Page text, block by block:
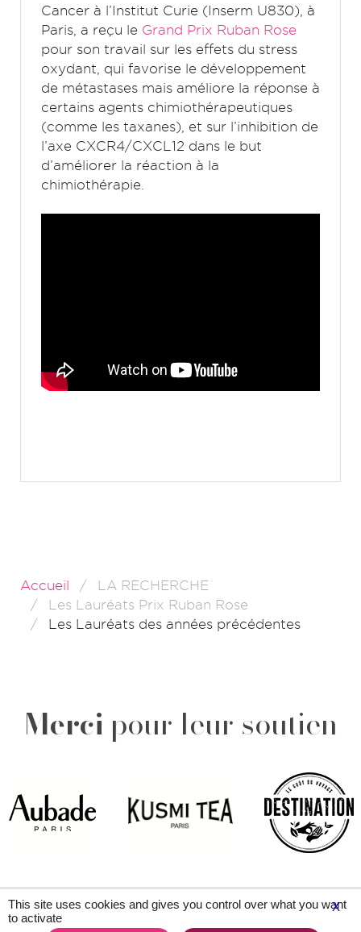
Cancer à l’Institut Curie (Inserm U830), à
Paris, a reçu le Grand Prix Ruban Rose
pour son travail sur les effets du stress
oxydant, qui favorise le développement
de métastases mais améliore la réponse à
certains agents chimiothérapeutiques
(comme les taxanes), et sur l’inhibition de
l’axe CXCR4/CXCL12 dans le but
d’améliorer la réaction à la
chimiothérapie.
Accueil
LA RECHERCHE
Les Lauréats Prix Ruban Rose
Les Lauréats des années précédentes
Merci pour leur soutien
Plan du site Contacts Légal & crédits
X
This site uses cookies and gives you control over what you want
to activate